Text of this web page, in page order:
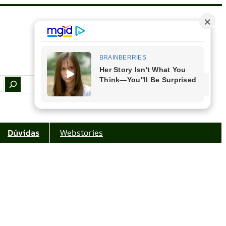
Facebook Instagram Youtube Amazon
Dúvidas Webstories